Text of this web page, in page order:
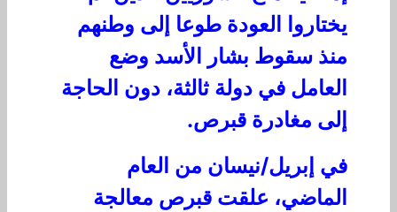
يختاروا العودة طوعا إلى وطنهم
منذ سقوط بشار الأسد وضع
العامل في دولة ثالثة، دون الحاجة
إلى مغادرة قبرص.
في إبريل/نيسان من العام
الماضي، علقت قبرص معالجة